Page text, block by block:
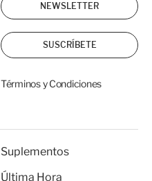
NEWSLETTER
SUSCRÍBETE
Términos y Condiciones
Suplementos
Última Hora